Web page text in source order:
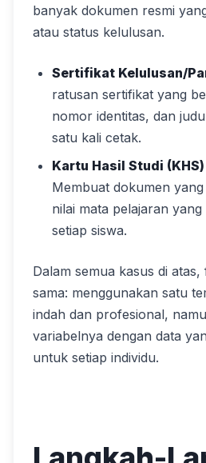
banyak dokumen resmi
atau status kelulusan.
Sertifikat Kelulusan/
ratusan sertifikat yang
nomor identitas, dan
satu kali cetak.
Kartu Hasil Studi
Membuat dokumen
nilai mata pelajaran
setiap siswa.
Dalam semua kasus di
sama: menggunakan satu
indah dan profesional,
variabelnya dengan data
untuk setiap individu.